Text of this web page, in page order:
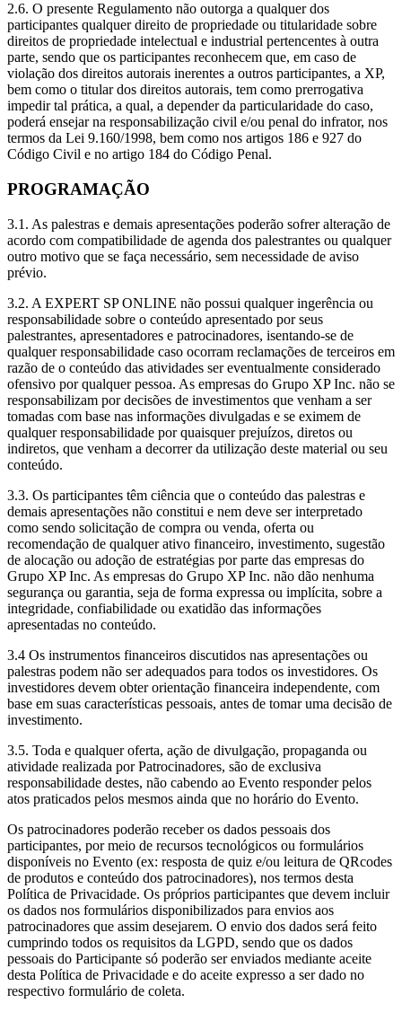
2.6. O presente Regulamento não outorga a qualquer dos
participantes qualquer direito de propriedade ou titularidade sobre
direitos de propriedade intelectual e industrial pertencentes à outra
parte, sendo que os participantes reconhecem que, em caso de
violação dos direitos autorais inerentes a outros participantes, a XP,
bem como o titular dos direitos autorais, tem como prerrogativa
impedir tal prática, a qual, a depender da particularidade do caso,
poderá ensejar na responsabilização civil e/ou penal do infrator, nos
termos da Lei 9.160/1998, bem como nos artigos 186 e 927 do
Código Civil e no artigo 184 do Código Penal.
PROGRAMAÇÃO
3.1. As palestras e demais apresentações poderão sofrer alteração de
acordo com compatibilidade de agenda dos palestrantes ou qualquer
outro motivo que se faça necessário, sem necessidade de aviso
prévio.
3.2. A EXPERT SP ONLINE não possui qualquer ingerência ou
responsabilidade sobre o conteúdo apresentado por seus
palestrantes, apresentadores e patrocinadores, isentando-se de
qualquer responsabilidade caso ocorram reclamações de terceiros em
razão de o conteúdo das atividades ser eventualmente considerado
ofensivo por qualquer pessoa. As empresas do Grupo XP Inc. não se
responsabilizam por decisões de investimentos que venham a ser
tomadas com base nas informações divulgadas e se eximem de
qualquer responsabilidade por quaisquer prejuízos, diretos ou
indiretos, que venham a decorrer da utilização deste material ou seu
conteúdo.
3.3. Os participantes têm ciência que o conteúdo das palestras e
demais apresentações não constitui e nem deve ser interpretado
como sendo solicitação de compra ou venda, oferta ou
recomendação de qualquer ativo financeiro, investimento, sugestão
de alocação ou adoção de estratégias por parte das empresas do
Grupo XP Inc. As empresas do Grupo XP Inc. não dão nenhuma
segurança ou garantia, seja de forma expressa ou implícita, sobre a
integridade, confiabilidade ou exatidão das informações
apresentadas no conteúdo.
3.4 Os instrumentos financeiros discutidos nas apresentações ou
palestras podem não ser adequados para todos os investidores. Os
investidores devem obter orientação financeira independente, com
base em suas características pessoais, antes de tomar uma decisão de
investimento.
3.5. Toda e qualquer oferta, ação de divulgação, propaganda ou
atividade realizada por Patrocinadores, são de exclusiva
responsabilidade destes, não cabendo ao Evento responder pelos
atos praticados pelos mesmos ainda que no horário do Evento.
Os patrocinadores poderão receber os dados pessoais dos
participantes, por meio de recursos tecnológicos ou formulários
disponíveis no Evento (ex: resposta de quiz e/ou leitura de QRcodes
de produtos e conteúdo dos patrocinadores), nos termos desta
Política de Privacidade. Os próprios participantes que devem incluir
os dados nos formulários disponibilizados para envios aos
patrocinadores que assim desejarem. O envio dos dados será feito
cumprindo todos os requisitos da LGPD, sendo que os dados
pessoais do Participante só poderão ser enviados mediante aceite
desta Política de Privacidade e do aceite expresso a ser dado no
respectivo formulário de coleta.